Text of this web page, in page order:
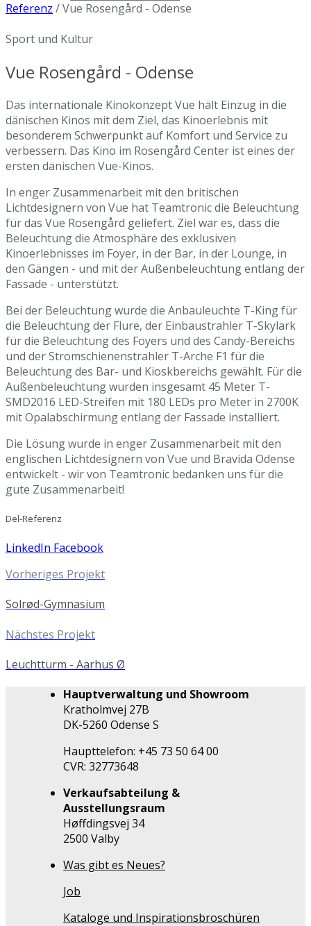
Referenz /Vue Rosengård - Odense
Sport und Kultur
Vue Rosengård - Odense
Das internationale Kinokonzept Vue hält Einzug in die
dänischen Kinos mit dem Ziel, das Kinoerlebnis mit
besonderem Schwerpunkt auf Komfort und Service zu
verbessern. Das Kino im Rosengård Center ist eines der
ersten dänischen Vue-Kinos.
In enger Zusammenarbeit mit den britischen
Lichtdesignern von Vue hat Teamtronic die Beleuchtung
für das Vue Rosengård geliefert. Ziel war es, dass die
Beleuchtung die Atmosphäre des exklusiven
Kinoerlebnisses im Foyer, in der Bar, in der Lounge, in
den Gängen - und mit der Außenbeleuchtung entlang der
Fassade - unterstützt.
Bei der Beleuchtung wurde die Anbauleuchte T-King für
die Beleuchtung der Flure, der Einbaustrahler T-Skylark
für die Beleuchtung des Foyers und des Candy-Bereichs
und der Stromschienenstrahler T-Arche F1 für die
Beleuchtung des Bar- und Kioskbereichs gewählt. Für die
Außenbeleuchtung wurden insgesamt 45 Meter T-
SMD2016 LED-Streifen mit 180 LEDs pro Meter in 2700K
mit Opalabschirmung entlang der Fassade installiert.
Die Lösung wurde in enger Zusammenarbeit mit den
englischen Lichtdesignern von Vue und Bravida Odense
entwickelt - wir von Teamtronic bedanken uns für die
gute Zusammenarbeit!
Del-Referenz
LinkedIn Facebook
Vorheriges Projekt
Solrød-Gymnasium
Nächstes Projekt
Leuchtturm - Aarhus Ø
Hauptverwaltung und Showroom
Kratholmvej 27B
DK-5260 Odense S
Haupttelefon: +45 73 50 64 00
CVR: 32773648
Verkaufsabteilung &
Ausstellungsraum
Høffdingsvej 34
2500 Valby
Was gibt es Neues?
Job
Kataloge und Inspirationsbroschüren